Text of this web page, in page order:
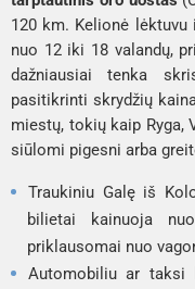
120 km. Kelionė
nuo 12 iki 18 valandų,
dažniausiai tenka
pasitikrinti skrydžių
miestų, tokių kaip Ryga,
siūlomi pigesni arba
Traukiniu Galę iš
bilietai kainuoja
priklausomai nuo
Automobiliu ar taksi